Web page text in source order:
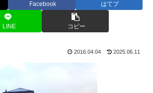
Facebook はてブ
LINE コピー
2016.04.04 2025.06.11